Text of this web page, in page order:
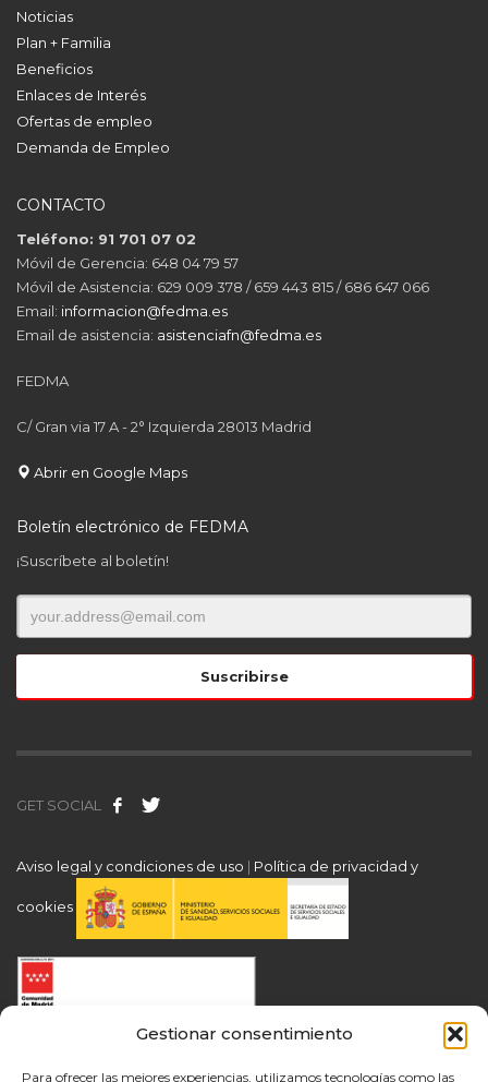
Gestionar consentimiento
Para ofrecer las mejores experiencias, utilizamos tecnologías como las
Noticias
Plan + Familia
Beneficios
Enlaces de Interés
Ofertas de empleo
Demanda de Empleo
CONTACTO
Teléfono: 91 701 07 02
Móvil de Gerencia: 648 04 79 57
Móvil de Asistencia: 629 009 378 / 659 443 815 / 686 647 066
Email: informacion@fedma.es
Email de asistencia: asistenciafn@fedma.es
FEDMA
C/ Gran via 17 A - 2° Izquierda 28013 Madrid
Abrir en Google Maps
Boletín electrónico de FEDMA
¡Suscríbete al boletín!
GET SOCIAL
Aviso legal y condiciones de uso | Política de privacidad y
cookies